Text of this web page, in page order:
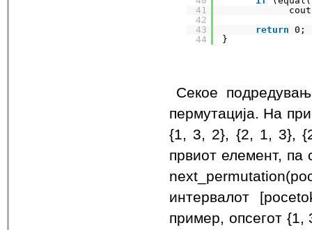
41
42
43
44
return 0;
}
Секое
пермутација. На
{1, 3, 2}, {2, 1, 3},
првиот елемент, па
интервалот
пример, опсегот